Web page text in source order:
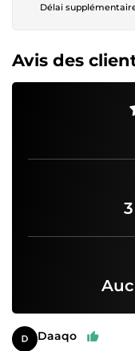
Délai
Avis des
Daaqo